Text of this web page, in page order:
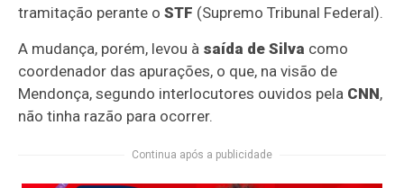
tramitação perante oSTF (Supremo Tribunal Federal).
A mudança, porém, levou à saída de Silva como
coordenador das apurações, o que, na visão de
Mendonça, segundo interlocutores ouvidos pela CNN,
não tinha razão para ocorrer.
Continua após a publicidade